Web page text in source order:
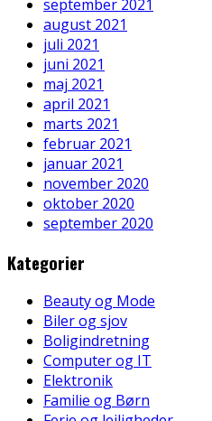
september 2021
august 2021
juli 2021
juni 2021
maj 2021
april 2021
marts 2021
februar 2021
januar 2021
november 2020
oktober 2020
september 2020
Kategorier
Beauty og Mode
Biler og sjov
Boligindretning
Computer og IT
Elektronik
Familie og Børn